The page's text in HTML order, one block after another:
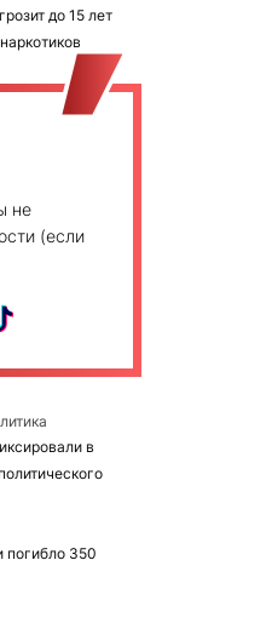
до 15 лет
не
(если
в
погибло 350